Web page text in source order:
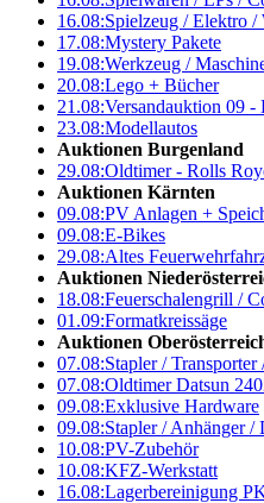
16.08:Spielzeug / Elektro /
17.08:Mystery Pakete
19.08:Werkzeug /
20.08:Lego + Bücher
21.08:Versandauktion 09 -
23.08:Modellautos
Auktionen Burgenland
29.08:Oldtimer - Rolls
Auktionen Kärnten
09.08:PV Anlagen +
09.08:E-Bikes
29.08:Altes
Auktionen
18.08:Feuerschalengrill /
01.09:Formatkreissäge
Auktionen
07.08:Stapler /
07.08:Oldtimer Datsun
09.08:Exklusive Hardware
09.08:Stapler / Anhänger /
10.08:PV-Zubehör
10.08:KFZ-Werkstatt
16.08:Lagerbereinigung